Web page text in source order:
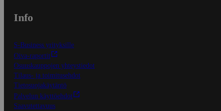
Info
S-Business yrityksille
Oiva-raportit
Osuuskauppojen yhteystiedot
Tilaus- ja toimitusehdot
Tietosuojakäytäntö
Palvelun käyttöehdot
Saavutettavuus